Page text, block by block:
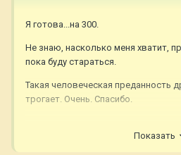
Я готова...на 300.
Не знаю, насколько меня хватит,
пока буду стараться.
Такая человеческая преданность
трогает. Очень. Спасибо.
Показать